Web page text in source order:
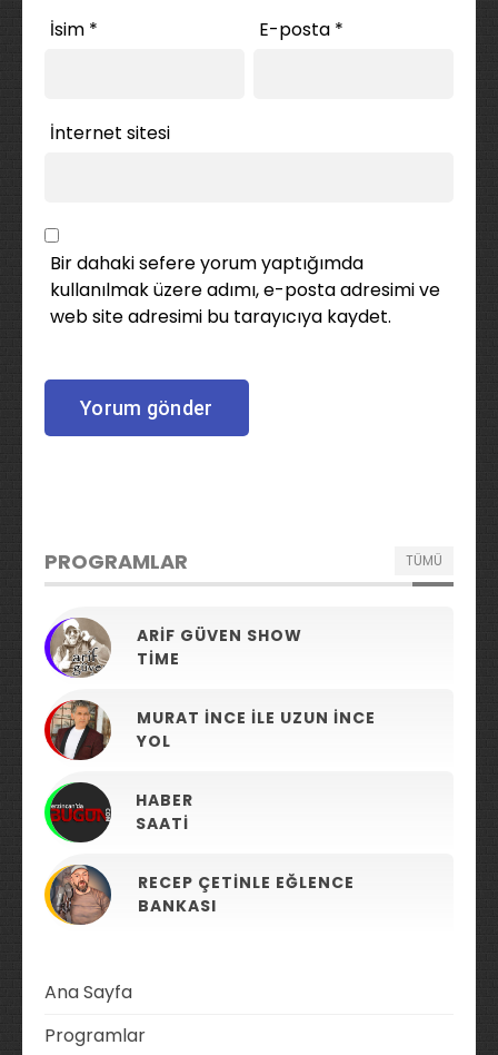
İsim * E-posta *
İnternet sitesi
Bir dahaki sefere yorum yaptığımda
kullanılmak üzere adımı, e-posta adresimi ve
web site adresimi bu tarayıcıya kaydet.
PROGRAMLAR TÜMÜ
ARIF GÜVEN SHOW
TIME
MURAT İNCE ILE UZUN İNCE
YOL
HABER
SAATI
RECEP ÇETINLE EĞLENCE
BANKASI
Ana Sayfa
Programlar